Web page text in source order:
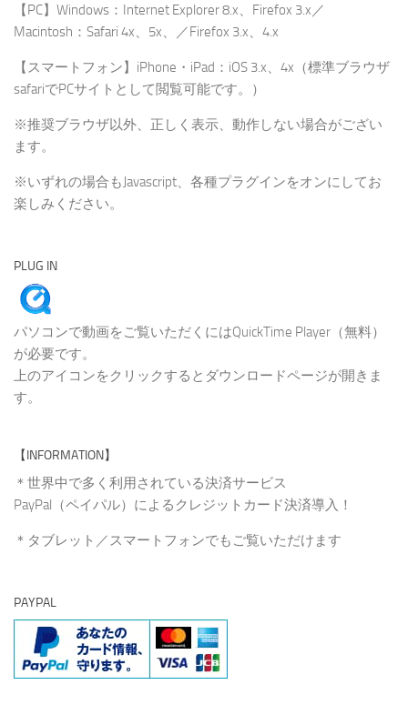
【PC】Windows：Internet Explorer 8.x、Firefox 3.x／
Macintosh：Safari 4x、5x、／Firefox 3.x、4.x
【スマートフォン】iPhone・iPad：iOS 3.x、4x（標準ブラウザ
safariでPCサイトとして閲覧可能です。）
※推奨ブラウザ以外、正しく表示、動作しない場合がござい
ます。
※いずれの場合もJavascript、各種プラグインをオンにしてお
楽しみください。
PLUG IN
パソコンで動画をご覧いただくにはQuickTime Player（無料）
が必要です。
上のアイコンをクリックするとダウンロードページが開きま
す。
【INFORMATION】
＊世界中で多く利用されている決済サービス
PayPal（ペイパル）によるクレジットカード決済導入！
＊タブレット／スマートフォンでもご覧いただけます
PAYPAL